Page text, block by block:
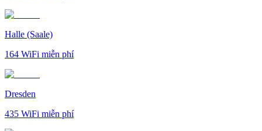
Halle (Saale)
164 WiFi miễn phí
Dresden
435 WiFi miễn phí